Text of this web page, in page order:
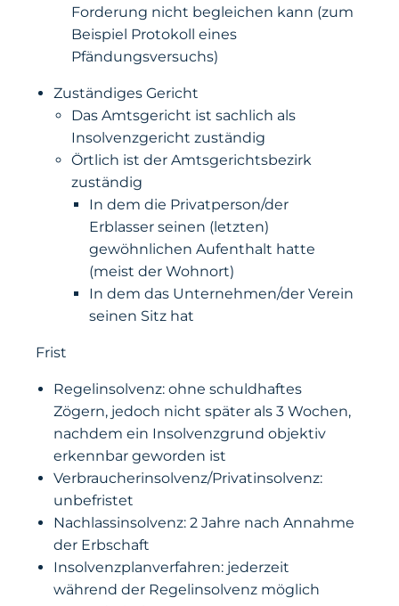
Forderung nicht begleichen kann (zum
Beispiel Protokoll eines
Pfändungsversuchs)
Zuständiges Gericht
Das Amtsgericht ist sachlich als
Insolvenzgericht zuständig
Örtlich ist der Amtsgerichtsbezirk
zuständig
In dem die Privatperson/der
Erblasser seinen (letzten)
gewöhnlichen Aufenthalt hatte
(meist der Wohnort)
In dem das Unternehmen/der Verein
seinen Sitz hat
Frist
Regelinsolvenz: ohne schuldhaftes
Zögern, jedoch nicht später als 3 Wochen,
nachdem ein Insolvenzgrund objektiv
erkennbar geworden ist
Verbraucherinsolvenz/Privatinsolvenz:
unbefristet
Nachlassinsolvenz: 2 Jahre nach Annahme
der Erbschaft
Insolvenzplanverfahren: jederzeit
während der Regelinsolvenz möglich